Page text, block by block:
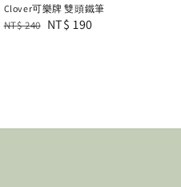
Clover可樂牌 雙頭鐵筆
Regular
NT$ 240 Sale
NT$ 190